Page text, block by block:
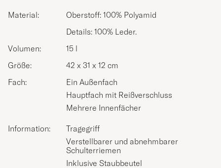
Material:
Oberstoff: 100% Polyamid
Details: 100% Leder.
Volumen:
15 l
Größe:
42 x 31 x 12 cm
Fach:
Ein Außenfach
Hauptfach mit Reißverschluss
Mehrere Innenfächer
Information:
Tragegriff
Verstellbarer und abnehmbarer
Schulterriemen
Inklusive Staubbeutel